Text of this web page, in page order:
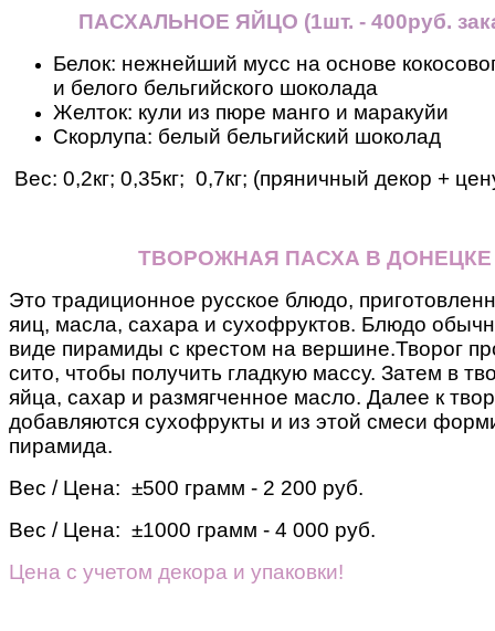
ПАСХАЛЬНОЕ ЯЙЦО (1шт. - 400руб.
Белок: нежнейший мусс на основе
и белого бельгийского шоколада
Желток: кули из пюре манго и маракуйи
Скорлупа: белый бельгийский шоколад
Вес: 0,2кг; 0,35кг; 0,7кг; (пряничный декор +
ТВОРОЖНАЯ ПАСХА В ДОНЕЦКЕ
Это традиционное русское блюдо,
яиц, масла, сахара и сухофруктов. Блюдо
виде пирамиды с крестом на вершине.Творог
сито, чтобы получить гладкую массу. Затем в
яйца, сахар и размягченное масло. Далее к
добавляются сухофрукты и из этой смеси
пирамида.
Вес / Цена: ±500 грамм - 2 200 руб.
Вес / Цена: ±1000 грамм - 4 000 руб.
Цена с учетом декора и упаковки!